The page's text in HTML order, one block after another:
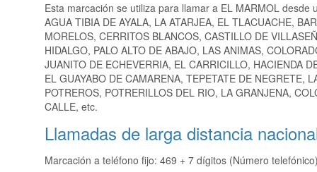
Esta marcación se utiliza para llamar a EL MARMOL desde
AGUA TIBIA DE AYALA, LA ATARJEA, EL TLACUACHE,
MORELOS, CERRITOS BLANCOS, CASTILLO DE
HIDALGO, PALO ALTO DE ABAJO, LAS ANIMAS,
JUANITO DE ECHEVERRIA, EL CARRICILLO, HACIENDA
EL GUAYABO DE CAMARENA, TEPETATE DE NEGRETE,
POTREROS, POTRERILLOS DEL RIO, LA GRANJENA,
CALLE, etc.
Llamadas de larga distancia
Marcación a teléfono fijo: 469 + 7 dígitos (Número